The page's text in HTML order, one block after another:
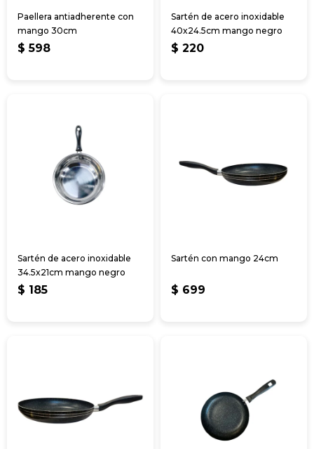
Paellera antiadherente con
mango 30cm
$ 598
Sartén de acero inoxidable
40x24.5cm mango negro
$ 220
Sartén de acero inoxidable
34.5x21cm mango negro
$ 185
Sartén con mango 24cm
$ 699